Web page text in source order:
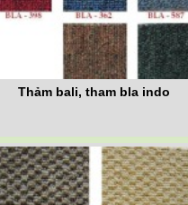
Thảm bali, tham bla indo